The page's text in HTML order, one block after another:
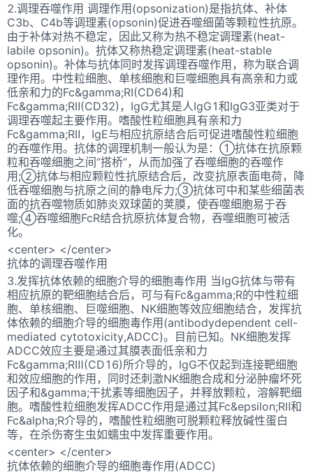
2.调理吞噬作用 调理作用(opsonization)是指抗体、补体
C3b、C4b等调理素(opsonin)促进吞噬细菌等颗粒性抗原。
由于补体对热不稳定，因此又称为热不稳定调理素(heat-
labile opsonin)。抗体又称热稳定调理素(heat-stable
opsonin)。补体与抗体同时发挥调理吞噬作用，称为联合调
理作用。中性粒细胞、单核细胞和巨噬细胞具有高亲和力或
低亲和力的Fc&gamma;RI(CD64)和
Fc&gamma;RⅡ(CD32)，IgG尤其是人IgG1和IgG3亚类对于
调理吞噬起主要作用。嗜酸性粒细胞具有亲和力
Fc&gamma;RⅡ，IgE与相应抗原结合后可促进嗜酸性粒细胞
的吞噬作用。抗体的调理机制一般认为是：①抗体在抗原颗
粒和吞噬细胞之间“搭桥”，从而加强了吞噬细胞的吞噬作
用;②抗体与相应颗粒性抗原结合后，改变抗原表面电荷，降
低吞噬细胞与抗原之间的静电斥力;③抗体可中和某些细菌表
面的抗吞噬物质如肺炎双球菌的荚膜，使吞噬细胞易于吞
噬;④吞噬细胞FcR结合抗原抗体复合物，吞噬细胞可被活
化。
<center> </center>
抗体的调理吞噬作用
3.发挥抗体依赖的细胞介导的细胞毒作用 当IgG抗体与带有
相应抗原的靶细胞结合后，可与有Fc&gamma;R的中性粒细
胞、单核细胞、巨噬细胞、NK细胞等效应细胞结合，发挥抗
体依赖的细胞介导的细胞毒作用(antibodydependent cell-
mediated cytotoxicity,ADCC)。目前已知。NK细胞发挥
ADCC效应主要是通过其膜表面低亲和力
Fc&gamma;RⅢ(CD16)所介导的，IgG不仅起到连接靶细胞
和效应细胞的作用，同时还刺激NK细胞合成和分泌肿瘤坏死
因子和&gamma;干扰素等细胞因子，并释放颗粒，溶解靶细
胞。嗜酸性粒细胞发挥ADCC作用是通过其Fc&epsilon;RⅡ和
Fc&alpha;R介导的，嗜酸性粒细胞可脱颗粒释放碱性蛋白
等，在杀伤寄生虫如蠕虫中发挥重要作用。
<center> </center>
抗体依赖的细胞介导的细胞毒作用(ADCC)